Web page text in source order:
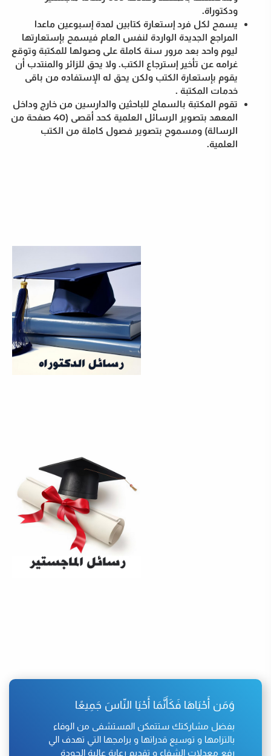
ودكتوراة.
يسمح لكل فرد إستعارة كتابين لمدة إسبوعين ماعدا
المراجع الجديدة الواردة لنفس العام فيسمح بإستعارتها
ليوم واحد بعد مرور سنة كاملة على وصولها للمكتبة وتوقع
غرامه عن تأخير إسترجاع الكتب. ولا يحق للزائر والمنتدب أن
يقوم بإستعارة الكتب ولكن يحق له الإستفاده من باقى
خدمات المكتبة .
تقوم المكتبة بالسماح للباحثين والدارسين من خارج وداخل
المعهد بتصوير الرسائل العلمية كحد أقصى (40 صفحة من
الرسالة) ومسموح بتصوير فصول كاملة من الكتب
العلمية.
وَمَن أَحْيَاهَا فَكَأَنَّمَا أَحْيَا النّاسَ جَمِيعًا
بفضل مشاركتك ستتمكن المستشفى من الوفاء
بالتزامها و توسيع قدراتها و برامجها التي تهدف الي
رفع معدلات الشفاء و تقديم رعاية عالية الجودة